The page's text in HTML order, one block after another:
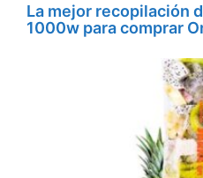
La mejor recopilación
1000w para comprar